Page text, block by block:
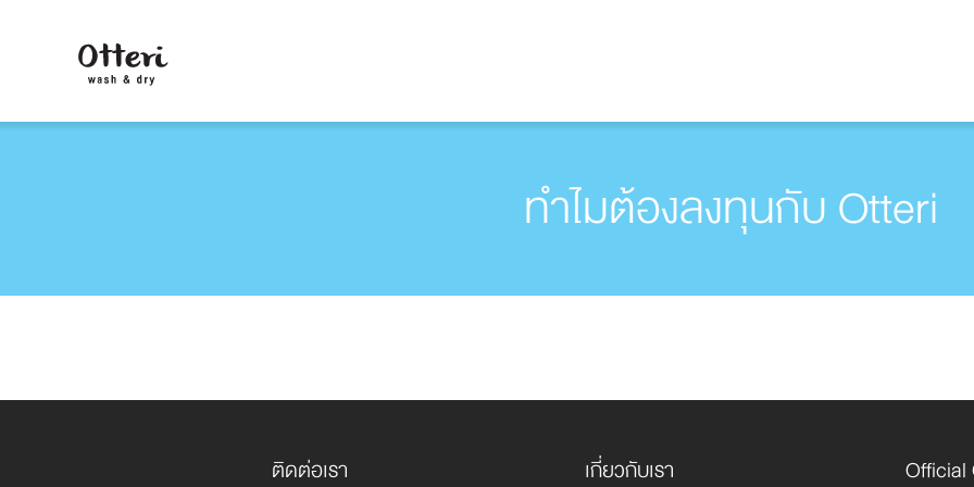
ทำไมต้องลงทุนกับ Otteri
ติดต่อเรา เกี่ยวกับเรา Official